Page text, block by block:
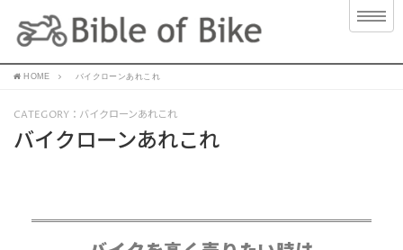
HOME バイクローンあれこれ
CATEGORY：バイクローンあれこれ
バイクローンあれこれ